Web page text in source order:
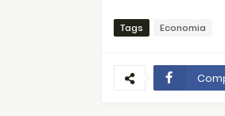
Tags Economia